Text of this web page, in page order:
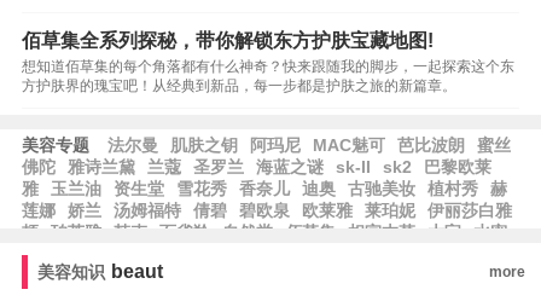
佰草集全系列探秘，带你解锁东方护肤宝藏地图!
想知道佰草集的每个角落都有什么神奇？快来跟随我的脚步，一起探索这个东
方护肤界的瑰宝吧！从经典到新品，每一步都是护肤之旅的新篇章。
美容专题 法尔曼 肌肤之钥 阿玛尼 MAC魅可 芭比波朗
蜜丝
佛陀
雅诗兰黛 兰蔻 圣罗兰 海蓝之谜 sk-II sk2
巴黎欧莱
雅
玉兰油 资生堂 雪花秀 香奈儿 迪奥 古驰美妆 植村秀
赫
莲娜
娇兰 汤姆福特 倩碧 碧欧泉 欧莱雅 莱珀妮
伊丽莎白雅
顿
珀莱雅 韩束 百雀羚 自然堂 佰草集 相宜本草 大宝
水密
码
萄
无人区玫瑰 观夏
美容知识 beaut more